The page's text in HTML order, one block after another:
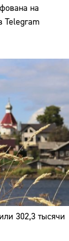
на
Telegram
302,3 тысячи